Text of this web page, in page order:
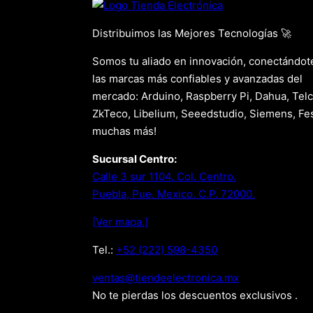
Distribuimos las Mejores Tecnologías 🚀
Somos tu aliado en innovación,
las marcas más confiables y avanzadas del
mercado: Arduino, Raspberry Pi, Dahua,
ZkTeco, Libelium, Seeedstudio, Siemens,
muchas más!
Sucursal Centro:
Calle 3 sur 1104, Col. Centro.
Puebla, Pue. Mexico. C.P. 72000.
[Ver mapa.]
Tel.: +52 (222) 598-4350
xm.acinortceleedneit@satnev
No te pierdas los descuentos exclusivos .